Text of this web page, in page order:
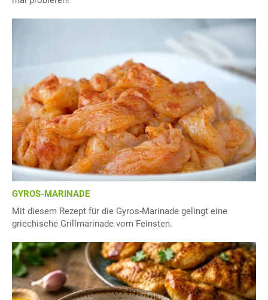
GYROS-MARINADE
Mit diesem Rezept für die Gyros-Marinade gelingt eine
griechische Grillmarinade vom Feinsten.